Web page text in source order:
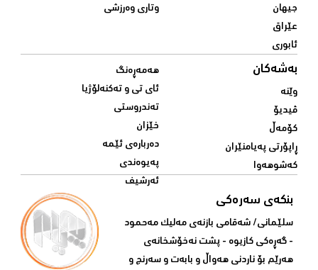
جیهان
عێراق
ئابوری
وتاری وەرزشی
بەشەکان
وێنە
ڤیدیۆ
کۆمەڵ
ڕاپۆرتی پەیامنێران
کەشوهەوا
هەمەڕەنگ
ئای تی و تەکنەلۆژیا
تەندروستی
خێزان
دەربارەی ئێمە
پەیوەندی
ئەرشیف
بنکەی سەرەکی
سلێمانی/ شه‌قامی بازنه‌ی مه‌لیک مه‌حمود
- گه‌ڕه‌کی کازیوه‌ - پشت نه‌خۆشخانه‌ی‌
هه‌رێم بۆ ناردنی‌ هه‌واڵ و بابه‌ت و سه‌رنج و